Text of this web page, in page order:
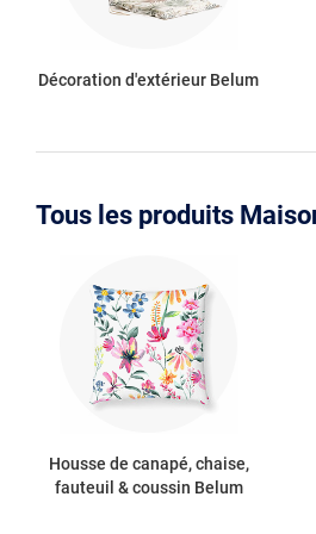
Décoration d'extérieur Belum
Tous les produits
Housse de canapé, chaise,
fauteuil & coussin Belum